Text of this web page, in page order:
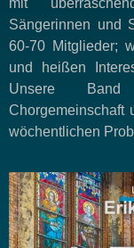
mit
Sängerinnen und
60-70 Mitglieder;
und heißen
Unsere
Chorgemeinschaft
wöchentlichen